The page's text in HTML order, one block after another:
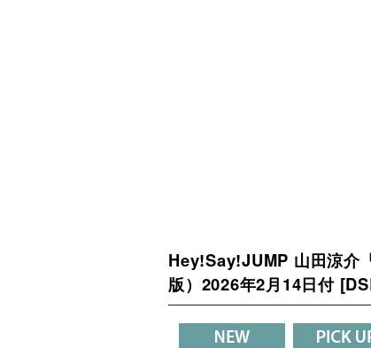
Hey!Say!JUMP 山田涼介
版）2026年2月14日付 [